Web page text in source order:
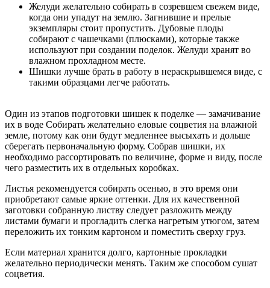
Желуди желательно собирать в созревшем свежем виде,
когда они упадут на землю. Загнившие и прелые
экземпляры стоит пропустить. Дубовые плоды
собирают с чашечками (плюсками), которые также
используют при создании поделок. Желуди хранят во
влажном прохладном месте.
Шишки лучше брать в работу в нераскрывшемся виде, с
такими образцами легче работать.
Один из этапов подготовки шишек к поделке — замачивание
их в воде Собирать желательно еловые соцветия на влажной
земле, потому как они будут медленнее высыхать и дольше
сберегать первоначальную форму. Собрав шишки, их
необходимо рассортировать по величине, форме и виду, после
чего разместить их в отдельных коробках.
Листья рекомендуется собирать осенью, в это время они
приобретают самые яркие оттенки. Для их качественной
заготовки собранную листву следует разложить между
листами бумаги и прогладить слегка нагретым утюгом, затем
переложить их тонким картоном и поместить сверху груз.
Если материал хранится долго, картонные прокладки
желательно периодически менять. Таким же способом сушат
соцветия.